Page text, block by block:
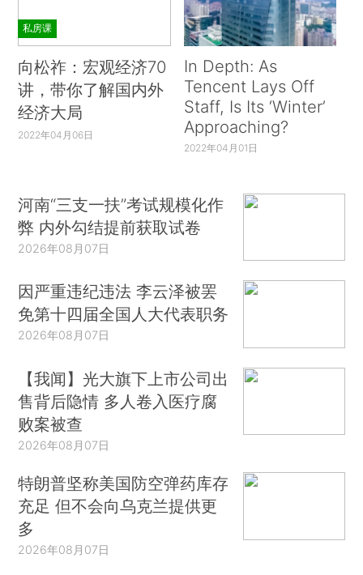
私房课
向松祚：宏观经济70
讲，带你了解国内外
经济大局
2022年04月06日
In Depth: As
Tencent Lays Off
Staff, Is Its ‘Winter’
Approaching?
2022年04月01日
河南“三支一扶”考试规模化作
弊 内外勾结提前获取试卷
2026年08月07日
因严重违纪违法 李云泽被罢
免第十四届全国人大代表职务
2026年08月07日
【我闻】光大旗下上市公司出
售背后隐情 多人卷入医疗腐
败案被查
2026年08月07日
特朗普坚称美国防空弹药库存
充足 但不会向乌克兰提供更
多
2026年08月07日